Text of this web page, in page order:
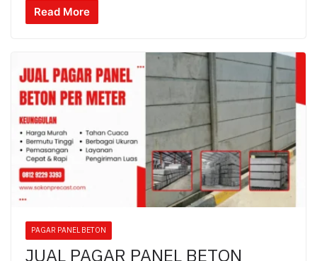
Read More
PAGAR PANEL BETON